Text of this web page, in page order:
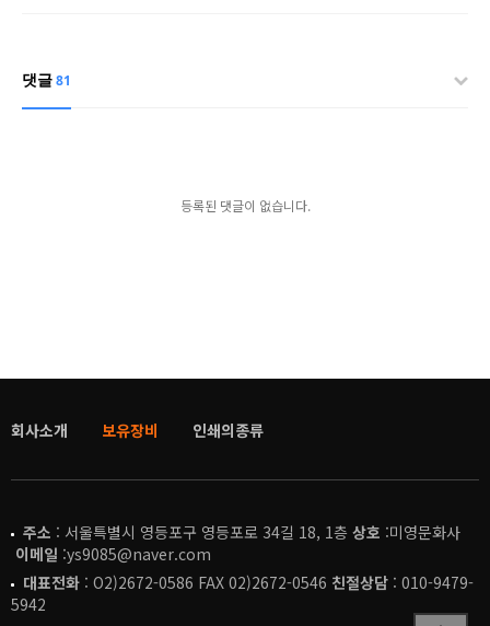
댓글81
등록된 댓글이 없습니다.
회사소개 보유장비 인쇄의종류
주소 : 서울특별시 영등포구 영등포로 34길 18, 1층 상호 :미영문화사
이메일 :ys9085@naver.com
대표전화 : O2)2672-0586 FAX 02)2672-0546 친절상담 : 010-9479-
5942